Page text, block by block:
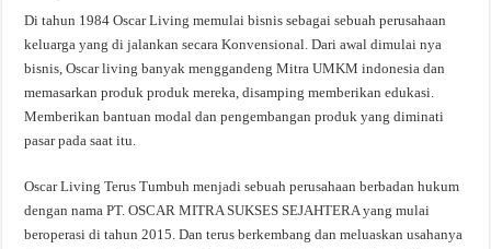
Di tahun 1984 Oscar Living memulai bisnis sebagai sebuah perusahaan
keluarga yang di jalankan secara Konvensional. Dari awal dimulai nya
bisnis, Oscar living banyak menggandeng Mitra UMKM indonesia dan
memasarkan produk produk mereka, disamping memberikan edukasi.
Memberikan bantuan modal dan pengembangan produk yang diminati
pasar pada saat itu.
Oscar Living Terus Tumbuh menjadi sebuah perusahaan berbadan hukum
dengan nama PT. OSCAR MITRA SUKSES SEJAHTERA yang mulai
beroperasi di tahun 2015. Dan terus berkembang dan meluaskan usahanya